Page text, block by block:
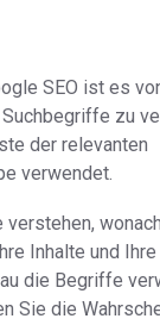
SEO ist es
zu
der relevanten
verwendet.
verstehen,
Inhalte und
die Begriffe
Sie die